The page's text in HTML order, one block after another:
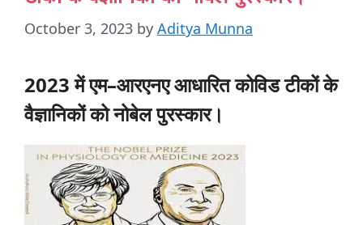
October 3, 2023 by Aditya Munna
2023मेंएम–आरएनएआधारितकोविडटीकोंके
वैज्ञानिकोंकोनोबेलपुरस्कार।